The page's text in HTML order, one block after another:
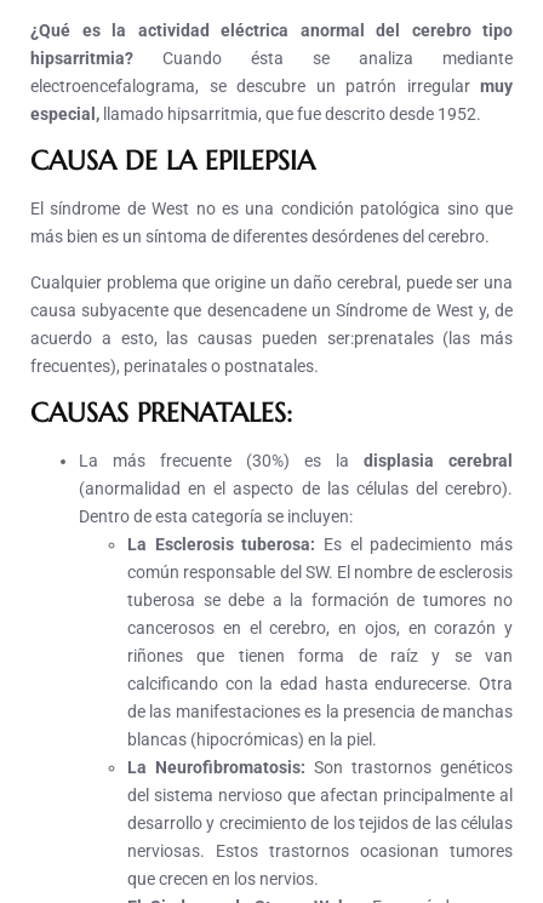
¿Qué es la actividad eléctrica anormal del cerebro tipo
hipsarritmia? Cuando ésta se analiza mediante
electroencefalograma, se descubre un patrón irregular muy
especial, llamado hipsarritmia, que fue descrito desde 1952.
CAUSA DE LA EPILEPSIA
El síndrome de West no es una condición patológica sino que
más bien es un síntoma de diferentes desórdenes del cerebro.
Cualquier problema que origine un daño cerebral, puede ser una
causa subyacente que desencadene un Síndrome de West y, de
acuerdo a esto, las causas pueden ser:prenatales (las más
frecuentes), perinatales o postnatales.
CAUSAS PRENATALES:
La más frecuente (30%) es la displasia cerebral
(anormalidad en el aspecto de las células del cerebro).
Dentro de esta categoría se incluyen:
La Esclerosis tuberosa: Es el padecimiento más
común responsable del SW. El nombre de esclerosis
tuberosa se debe a la formación de tumores no
cancerosos en el cerebro, en ojos, en corazón y
riñones que tienen forma de raíz y se van
calcificando con la edad hasta endurecerse. Otra
de las manifestaciones es la presencia de manchas
blancas (hipocrómicas) en la piel.
La Neurofibromatosis: Son trastornos genéticos
del sistema nervioso que afectan principalmente al
desarrollo y crecimiento de los tejidos de las células
nerviosas. Estos trastornos ocasionan tumores
que crecen en los nervios.